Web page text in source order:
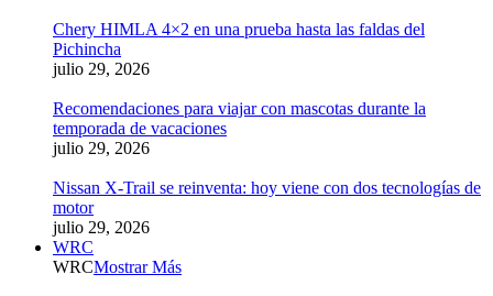
Chery HIMLA 4×2 en una prueba hasta las faldas del
Pichincha
julio 29, 2026
Recomendaciones para viajar con mascotas durante la
temporada de vacaciones
julio 29, 2026
Nissan X-Trail se reinventa: hoy viene con dos tecnologías de
motor
julio 29, 2026
WRC
WRCMostrar Más